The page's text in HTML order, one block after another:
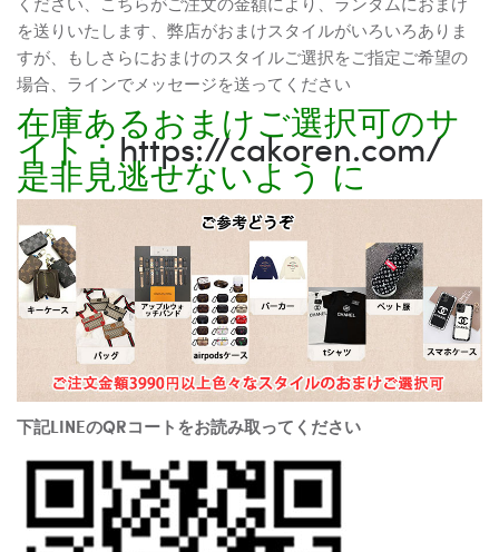
を送りいたします、弊店がおまけスタイルがいろいろありま
すが、もしさらにおまけのスタイルご選択をご指定ご希望の
場合、ラインでメッセージを送ってください
在庫あるおまけご選択可のサ
イト：https://cakoren.com/
是非見逃せないよう に
下記LINEのQRコートをお読み取ってください